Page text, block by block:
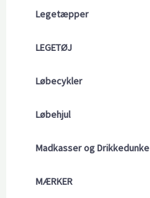
Legetæpper
LEGETØJ
Løbecykler
Løbehjul
Madkasser og Drikkedunke
MÆRKER